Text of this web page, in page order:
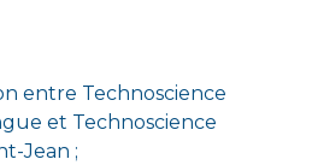
entre Technoscience
et Technoscience
Jean ;